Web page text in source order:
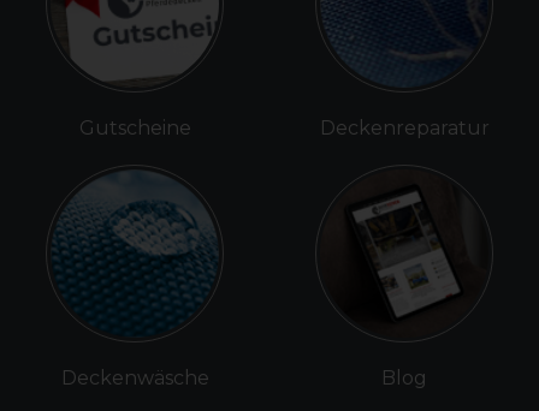
Gutscheine
Deckenwäsche
Deckenreparatur
Blog